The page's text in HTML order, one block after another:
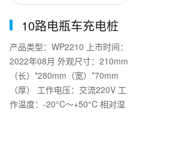
10路电瓶车充电桩
产品类型：WP2210 上市时间：
2022年08月 外观尺寸：210mm
（长）*280mm（宽）*70mm
（厚） 工作电压：交流220V 工
作温度：-20°C～+50°C 相对湿